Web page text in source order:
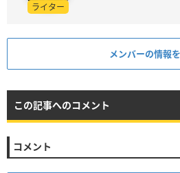
ライター
メンバーの情報
この記事へのコメント
コメント